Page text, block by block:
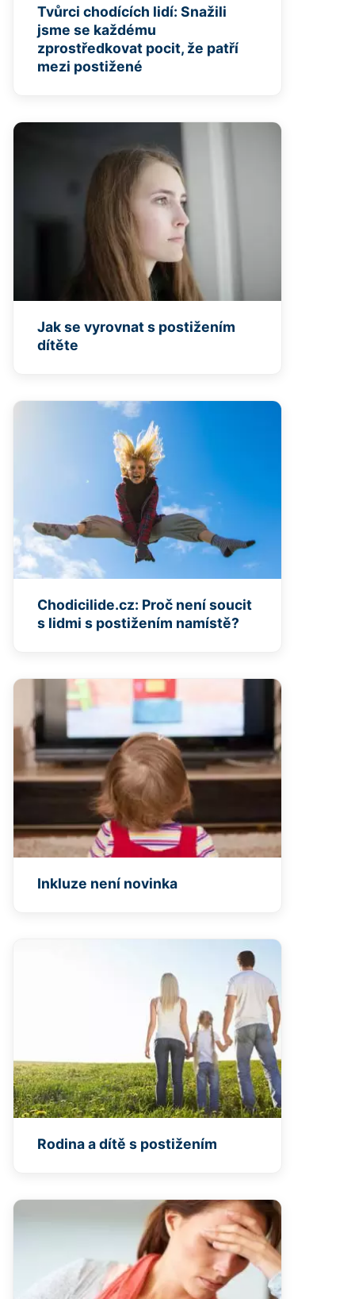
Tvůrci chodících lidí: Snažili
jsme se každému
zprostředkovat pocit, že patří
mezi postižené
Jak se vyrovnat s postižením
dítěte
Chodicilide.cz: Proč není soucit
s lidmi s postižením namístě?
Inkluze není novinka
Rodina a dítě s postižením